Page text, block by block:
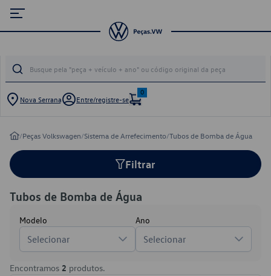
Nova Serrana Entre/registre-se
0
/Peças Volkswagen/Sistema de Arrefecimento/Tubos de Bomba de Água
Filtrar
Tubos de Bomba de Água
Modelo
Selecionar
Ano
Selecionar
Encontramos 2 produtos.